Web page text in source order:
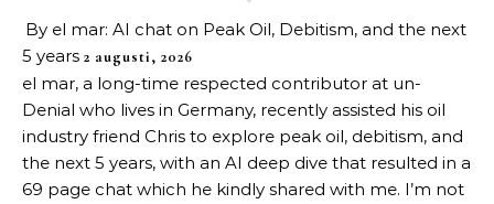
By el mar: AI chat on Peak Oil, Debitism, and the next
5 years 2 augusti, 2026
el mar, a long-time respected contributor at un-
Denial who lives in Germany, recently assisted his oil
industry friend Chris to explore peak oil, debitism, and
the next 5 years, with an AI deep dive that resulted in a
69 page chat which he kindly shared with me. I’m not